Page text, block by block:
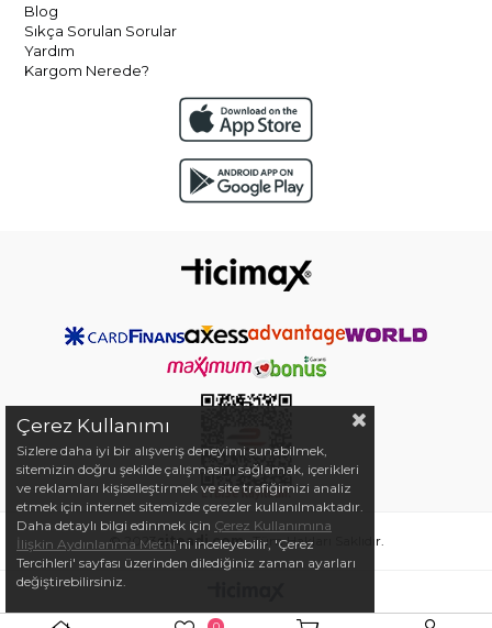
Blog
Sıkça Sorulan Sorular
Yardım
Kargom Nerede?
© 2023siteadi.com- Tüm Hakları Saklıdır.
Çerez Kullanımı
Sizlere daha iyi bir alışveriş deneyimi sunabilmek,
sitemizin doğru şekilde çalışmasını sağlamak, içerikleri
ve reklamları kişiselleştirmek ve site trafiğimizi analiz
etmek için internet sitemizde çerezler kullanılmaktadır.
Daha detaylı bilgi edinmek için Çerez Kullanımına
İlişkin Aydınlanma Metni'ni inceleyebilir, 'Çerez
Tercihleri' sayfası üzerinden dilediğiniz zaman ayarları
değiştirebilirsiniz.